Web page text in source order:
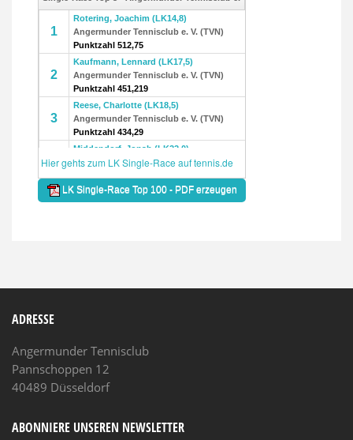
ADRESSE
Angermunder Tennisclub
Pannschoppen 12
40489 Düsseldorf
ABONNIERE UNSEREN NEWSLETTER